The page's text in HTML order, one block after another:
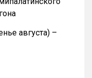
августа) –